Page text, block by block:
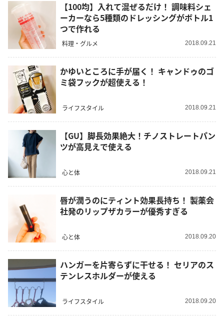
【100均】入れて混ぜるだけ！ 調味料シェ
ーカーなら5種類のドレッシングがボトル1
つで作れる
料理・グルメ 2018.09.21
かゆいところに手が届く！ キャンドゥのゴ
ミ袋フックが超使える！
ライフスタイル 2018.09.21
【GU】脚長効果絶大！チノストレートパン
ツが高見えで使える
心と体 2018.09.21
唇が潤うのにティント効果長持ち！ 製薬会
社発のリップザカラーが優秀すぎる
心と体 2018.09.20
ハンガーを片寄らずに干せる！ セリアのス
テンレスホルダーが使える
ライフスタイル 2018.09.20